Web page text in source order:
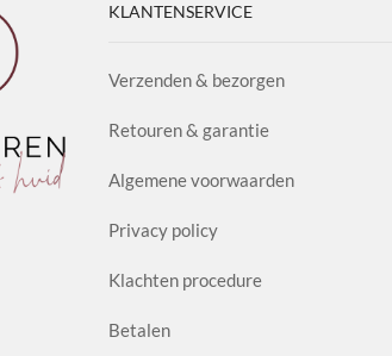
KLANTENSERVICE
Verzenden & bezorgen
Retouren & garantie
Algemene voorwaarden
Privacy policy
Klachten procedure
Betalen